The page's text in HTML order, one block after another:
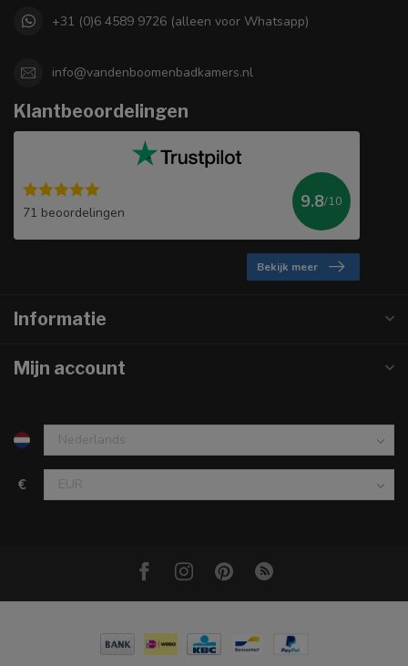
+31 (0)6 4589 9726 (alleen voor Whatsapp)
info@vandenboomenbadkamers.nl
Klantbeoordelingen
71 beoordelingen
9.8/10
Bekijk meer
Informatie
Mijn account
€